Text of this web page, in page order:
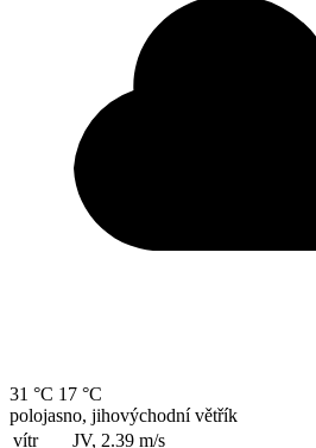
31 °C 17 °C
polojasno, jihovýchodní větřík
vítr
JV, 2.39 m/s